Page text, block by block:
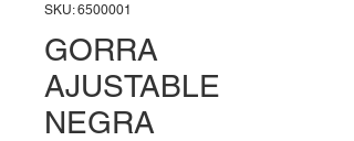
SKU: 6500001
GORRA
AJUSTABLE
NEGRA